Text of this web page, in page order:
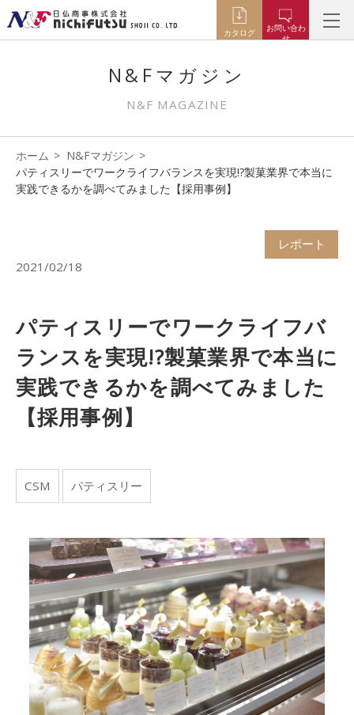
カタログ
お問い合わ
せ
N&Fマガジン
N&F MAGAZINE
ホーム
N&Fマガジン
パティスリーでワークライフバランスを実現!?製菓業界で本当に
実践できるかを調べてみました【採用事例】
レポート
2021/02/18
パティスリーでワークライフバ
ランスを実現!?製菓業界で本当に
実践できるかを調べてみました
【採用事例】
CSM パティスリー